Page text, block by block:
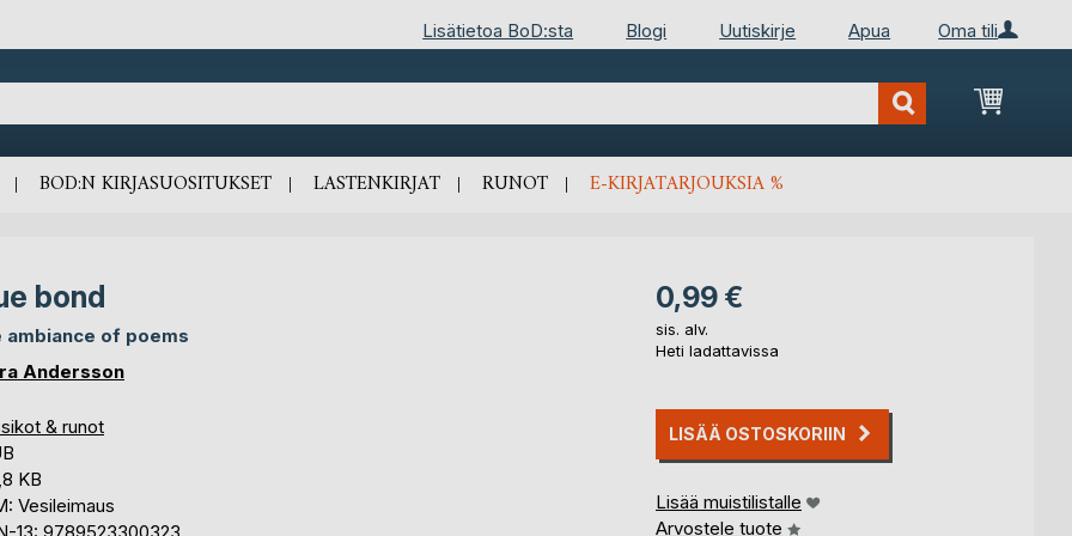
Oma tili
Lisätietoa BoD:sta Blogi Uutiskirje Apua
BOD:N KIRJASUOSITUKSET LASTENKIRJAT RUNOT E-KIRJATARJOUKSIA %
bond
ambiance of poems
Andersson
& runot
KB
Vesileimaus
0,99 €
sis. alv.
Heti ladattavissa
LISÄÄ OSTOSKORIIN
Lisää muistilistalle
Arvostele tuote